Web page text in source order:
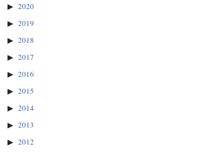
2020
2019
2018
2017
2016
2015
2014
2013
2012